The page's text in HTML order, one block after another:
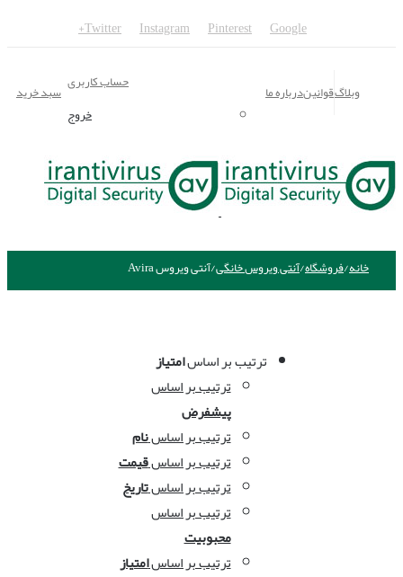
Twitter Instagram Pinterest Google+
وبلاگقوانیندرباره ما
حساب کاربری
خروج
سبد خرید
خانه/فروشگاه/آنتی ویروس خانگی/آنتی ویروس Avira
ترتیب بر اساسامتیاز
ترتیب بر اساس
پیشفرض
ترتیب بر اساسنام
ترتیب بر اساسقیمت
ترتیب بر اساستاریخ
ترتیب بر اساس
محبوبیت
ترتیب بر اساسامتیاز